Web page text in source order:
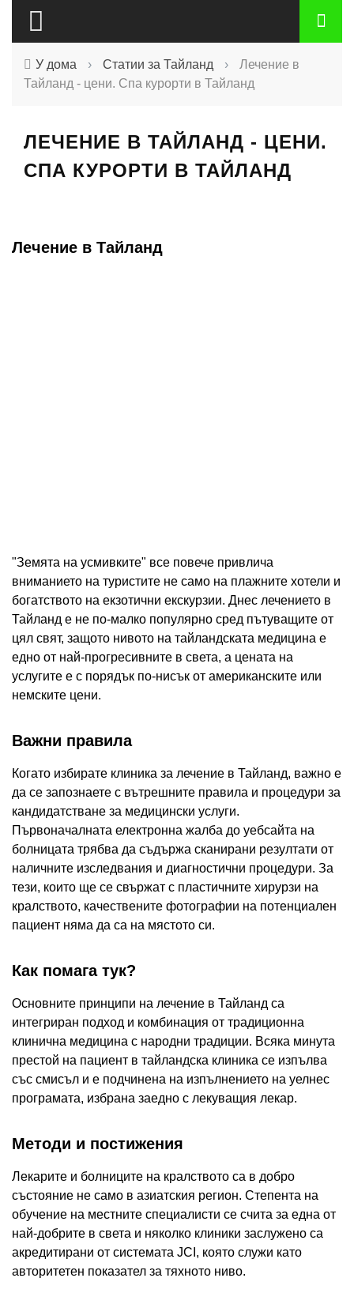
У дома › Статии за Тайланд ›
Лечение в
Тайланд - цени. Спа курорти в Тайланд
ЛЕЧЕНИЕ В ТАЙЛАНД - ЦЕНИ.
СПА КУРОРТИ В ТАЙЛАНД
Лечение в Тайланд
"Земята на усмивките" все повече привлича
вниманието на туристите не само на плажните хотели и
богатството на екзотични екскурзии. Днес лечението в
Тайланд е не по-малко популярно сред пътуващите от
цял ​​свят, защото нивото на тайландската медицина е
едно от най-прогресивните в света, а цената на
услугите е с порядък по-нисък от американските или
немските цени.
Важни правила
Когато избирате клиника за лечение в Тайланд, важно е
да се запознаете с вътрешните правила и процедури за
кандидатстване за медицински услуги.
Първоначалната електронна жалба до уебсайта на
болницата трябва да съдържа сканирани резултати от
наличните изследвания и диагностични процедури. За
тези, които ще се свържат с пластичните хирурзи на
кралството, качествените фотографии на потенциален
пациент няма да са на мястото си.
Как помага тук?
Основните принципи на лечение в Тайланд са
интегриран подход и комбинация от традиционна
клинична медицина с народни традиции. Всяка минута
престой на пациент в тайландска клиника се изпълва
със смисъл и е подчинена на изпълнението на уелнес
програмата, избрана заедно с лекуващия лекар.
Методи и постижения
Лекарите и болниците на кралството са в добро
състояние не само в азиатския регион. Степента на
обучение на местните специалисти се счита за една от
най-добрите в света и няколко клиники заслужено са
акредитирани от системата JCI, която служи като
авторитетен показател за тяхното ниво.